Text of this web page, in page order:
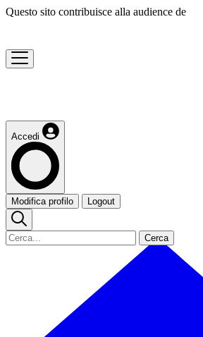
Questo sito contribuisce alla audience de
Accedi
Modifica profilo Logout
Cerca